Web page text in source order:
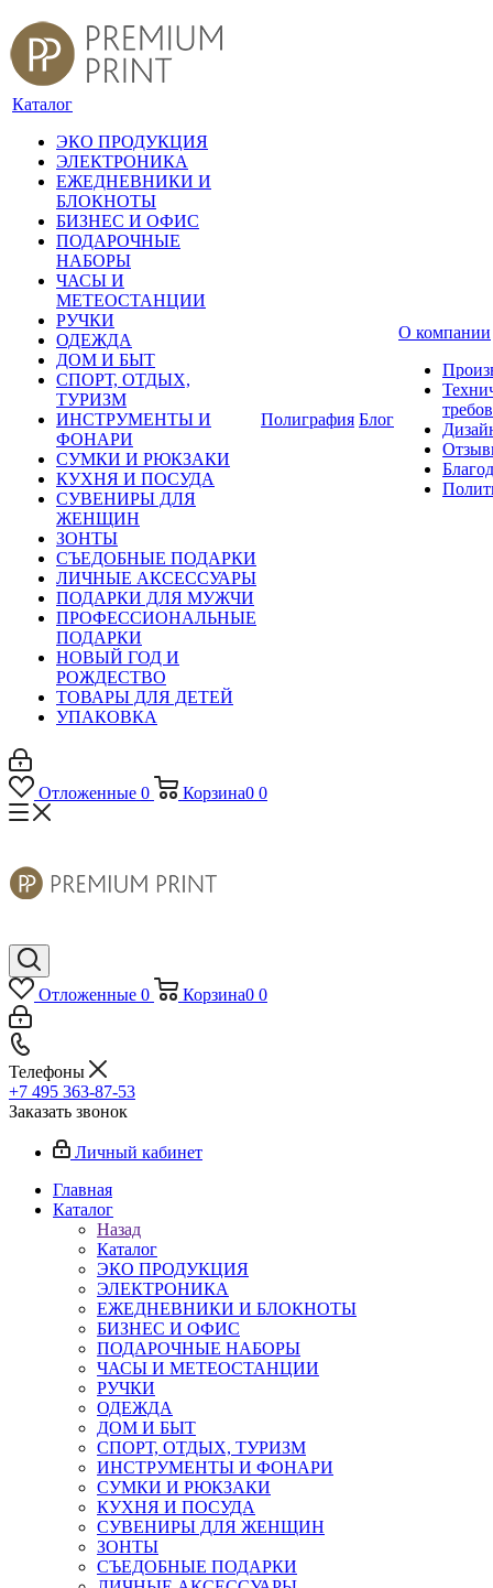
Каталог
ЭКО ПРОДУКЦИЯ
ЭЛЕКТРОНИКА
ЕЖЕДНЕВНИКИ И
БЛОКНОТЫ
БИЗНЕС И ОФИС
ПОДАРОЧНЫЕ
НАБОРЫ
ЧАСЫ И
МЕТЕОСТАНЦИИ
РУЧКИ
ОДЕЖДА
ДОМ И БЫТ
СПОРТ, ОТДЫХ,
ТУРИЗМ
ИНСТРУМЕНТЫ И
ФОНАРИ
СУМКИ И РЮКЗАКИ
КУХНЯ И ПОСУДА
СУВЕНИРЫ ДЛЯ
ЖЕНЩИН
ЗОНТЫ
СЪЕДОБНЫЕ ПОДАРКИ
ЛИЧНЫЕ АКСЕССУАРЫ
ПОДАРКИ ДЛЯ МУЖЧИ
ПРОФЕССИОНАЛЬНЫЕ
ПОДАРКИ
НОВЫЙ ГОД И
РОЖДЕСТВО
ТОВАРЫ ДЛЯ ДЕТЕЙ
УПАКОВКА
Полиграфия Блог
О компании
Отложенные 0 Корзина0 0
Отложенные 0 Корзина0 0
Телефоны
+7 495 363-87-53
Заказать звонок
Личный кабинет
Главная
Каталог
Назад
Каталог
ЭКО ПРОДУКЦИЯ
ЭЛЕКТРОНИКА
ЕЖЕДНЕВНИКИ И БЛОКНОТЫ
БИЗНЕС И ОФИС
ПОДАРОЧНЫЕ НАБОРЫ
ЧАСЫ И МЕТЕОСТАНЦИИ
РУЧКИ
ОДЕЖДА
ДОМ И БЫТ
СПОРТ, ОТДЫХ, ТУРИЗМ
ИНСТРУМЕНТЫ И ФОНАРИ
СУМКИ И РЮКЗАКИ
КУХНЯ И ПОСУДА
СУВЕНИРЫ ДЛЯ ЖЕНЩИН
ЗОНТЫ
СЪЕДОБНЫЕ ПОДАРКИ